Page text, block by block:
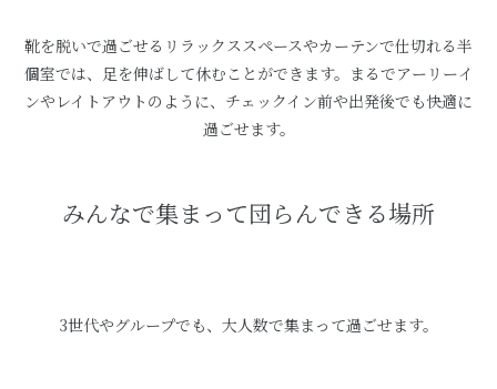
靴を脱いで過ごせるリラックススペースやカーテンで仕切れる半
個室では、足を伸ばして休むことができます。まるでアーリーイ
ンやレイトアウトのように、チェックイン前や出発後でも快適に
過ごせます。
みんなで集まって団らんできる場所
3世代やグループでも、大人数で集まって過ごせます。